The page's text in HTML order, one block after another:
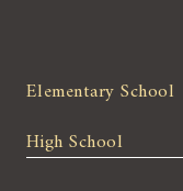
Elementary School
High School